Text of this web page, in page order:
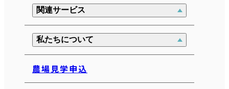
関連サービス
私たちについて
農場見学申込